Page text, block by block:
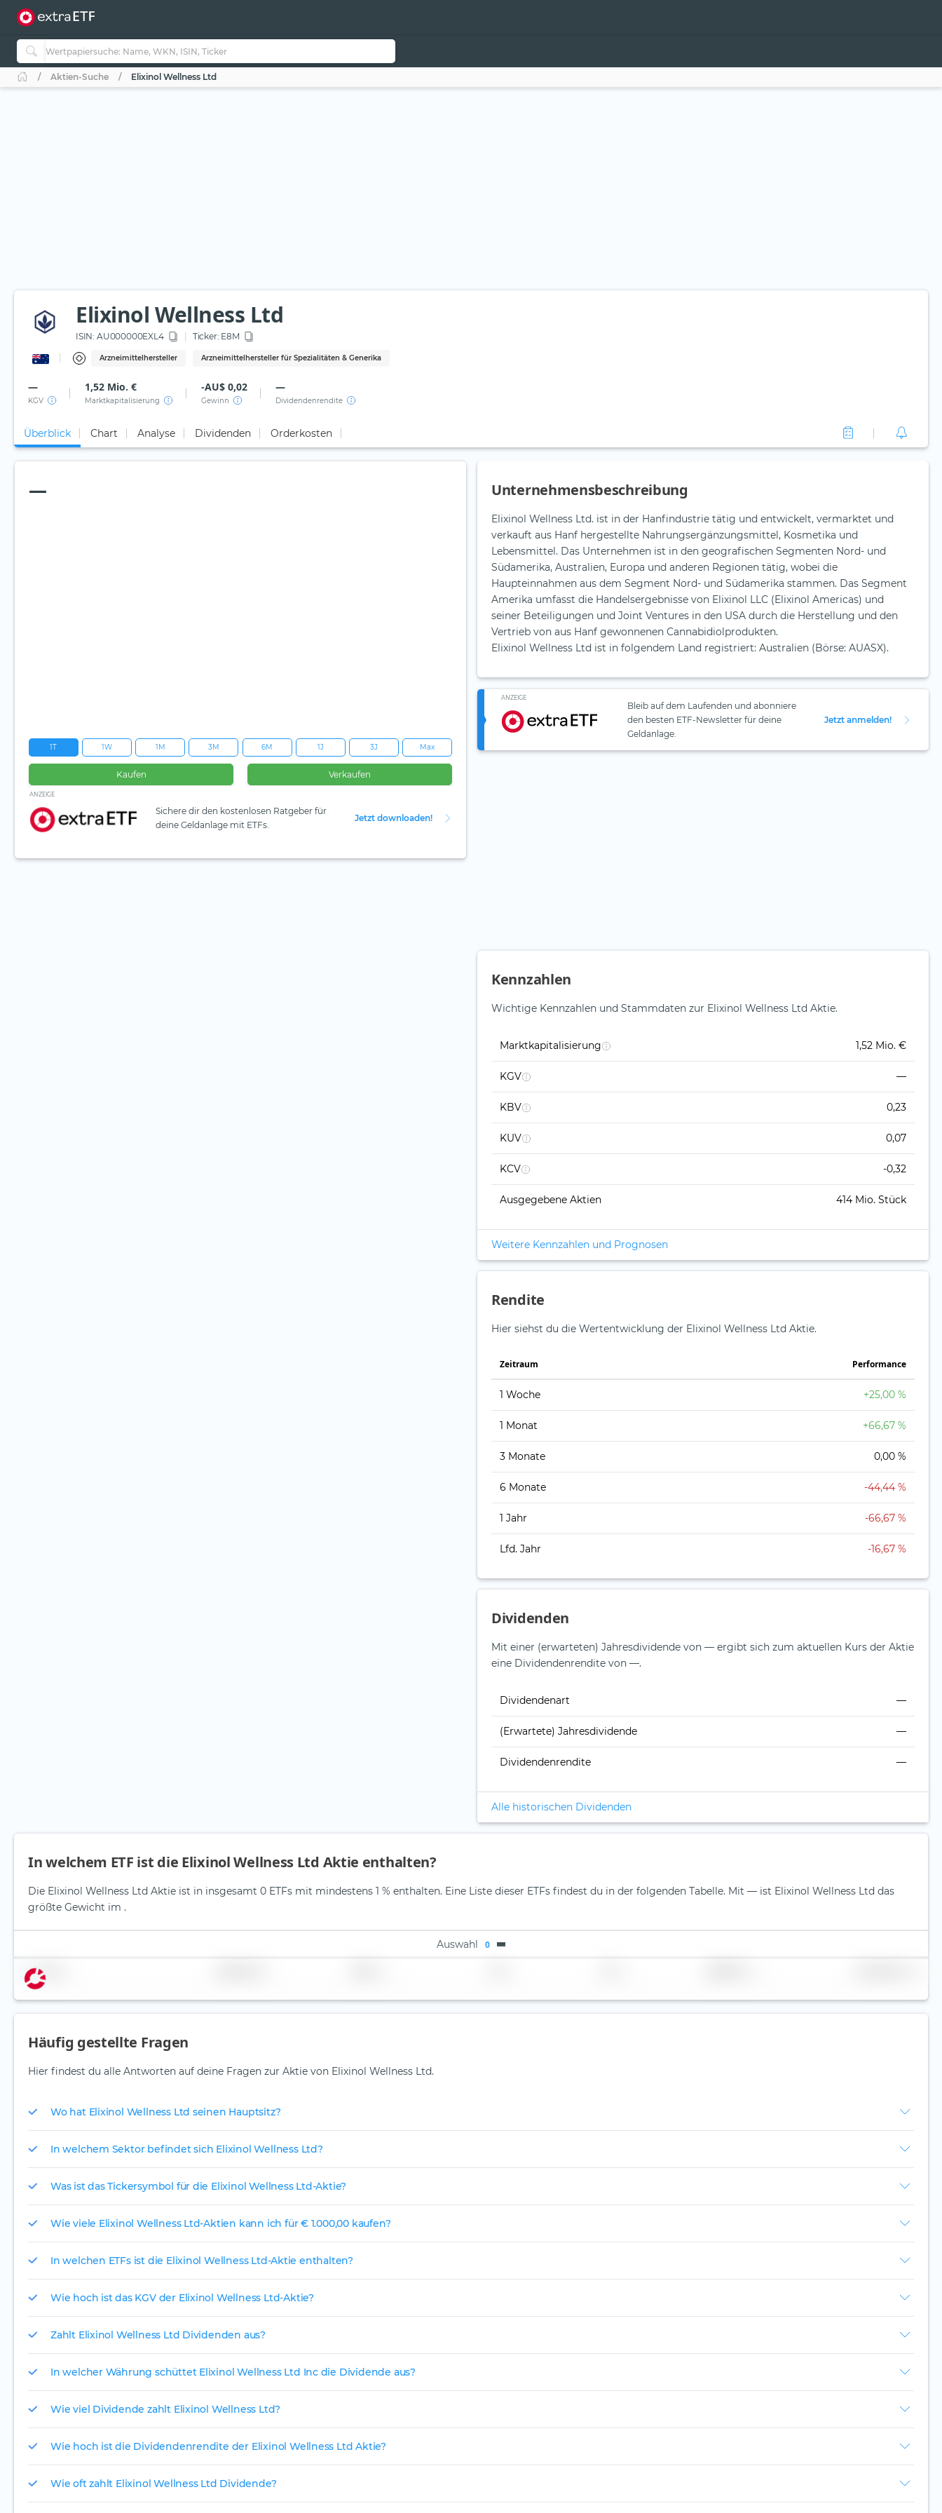
Aktien-Suche Elixinol Wellness Ltd
Elixinol Wellness Ltd
ISIN: AU000000EXL4 Ticker: E8M
Arzneimittelhersteller Arzneimittelhersteller für Spezialitäten & Generika
—
KGV
1,52 Mio. €
Marktkapitalisierung
-AU$ 0,02
Gewinn
—
Dividendenrendite
Überblick Chart Analyse Dividenden Orderkosten
—
1T 1W 1M 3M 6M 1J 3J Max
Kaufen Verkaufen
ANZEIGE
Sichere dir den kostenlosen Ratgeber für
deine Geldanlage mit ETFs.
Jetzt downloaden!
Unternehmensbeschreibung
Elixinol Wellness Ltd. ist in der Hanfindustrie tätig und entwickelt, vermarktet und
verkauft aus Hanf hergestellte Nahrungsergänzungsmittel, Kosmetika und
Lebensmittel. Das Unternehmen ist in den geografischen Segmenten Nord- und
Südamerika, Australien, Europa und anderen Regionen tätig, wobei die
Haupteinnahmen aus dem Segment Nord- und Südamerika stammen. Das Segment
Amerika umfasst die Handelsergebnisse von Elixinol LLC (Elixinol Americas) und
seiner Beteiligungen und Joint Ventures in den USA durch die Herstellung und den
Vertrieb von aus Hanf gewonnenen Cannabidiolprodukten.
Elixinol Wellness Ltd ist in folgendem Land registriert: Australien (Börse: AUASX).
ANZEIGE
Bleib auf dem Laufenden und abonniere
den besten ETF-Newsletter für deine
Geldanlage.
Jetzt anmelden!
Kennzahlen
Wichtige Kennzahlen und Stammdaten zur Elixinol Wellness Ltd Aktie.
Marktkapitalisierung 1,52 Mio. €
KGV —
KBV 0,23
KUV 0,07
KCV -0,32
Ausgegebene Aktien 414 Mio. Stück
Weitere Kennzahlen und Prognosen
Rendite
Hier siehst du die Wertentwicklung der Elixinol Wellness Ltd Aktie.
Zeitraum Perfor­mance
1 Woche +25,00 %
1 Monat +66,67 %
3 Monate 0,00 %
6 Monate -44,44 %
1 Jahr -66,67 %
Lfd. Jahr -16,67 %
Dividenden
Mit einer (erwarteten) Jahresdividende von — ergibt sich zum aktuellen Kurs der Aktie
eine Dividendenrendite von —.
Dividendenart —
(Erwartete) Jahresdividende —
Dividendenrendite —
Alle historischen Dividenden
In welchem ETF ist die Elixinol Wellness Ltd Aktie enthalten?
Die Elixinol Wellness Ltd Aktie ist in insgesamt 0 ETFs mit mindestens 1 % enthalten. Eine Liste dieser ETFs findest du in der folgenden Tabelle. Mit — ist Elixinol Wellness Ltd das
größte Gewicht im .
Auswahl 0
Name
Häufig gestellte Fragen
Hier findest du alle Antworten auf deine Fragen zur Aktie von Elixinol Wellness Ltd.
Wo hat Elixinol Wellness Ltd seinen Hauptsitz?
In welchem Sektor befindet sich Elixinol Wellness Ltd?
Was ist das Tickersymbol für die Elixinol Wellness Ltd-Aktie?
Wie viele Elixinol Wellness Ltd-Aktien kann ich für € 1.000,00 kaufen?
In welchen ETFs ist die Elixinol Wellness Ltd-Aktie enthalten?
Wie hoch ist das KGV der Elixinol Wellness Ltd-Aktie?
Zahlt Elixinol Wellness Ltd Dividenden aus?
In welcher Währung schüttet Elixinol Wellness Ltd Inc die Dividende aus?
Wie viel Dividende zahlt Elixinol Wellness Ltd?
Wie hoch ist die Dividendenrendite der Elixinol Wellness Ltd Aktie?
Wie oft zahlt Elixinol Wellness Ltd Dividende?